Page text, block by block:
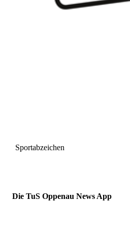
Sportabzeichen
Die TuS Oppenau News App